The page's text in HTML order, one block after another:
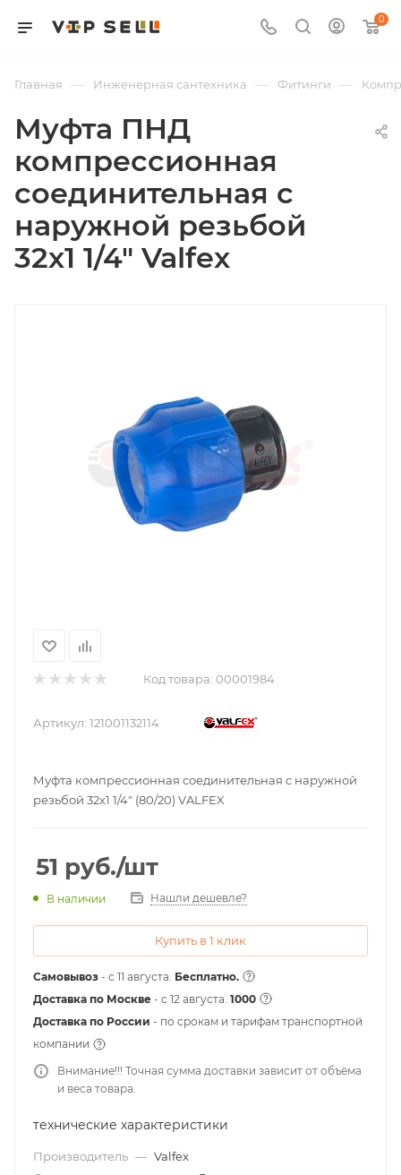
0
Главная — Инженерная сантехника — Фитинги —
Муфта ПНД
компрессионная
соединительная c
наружной резьбой
32х1 1/4" Valfex
Код товара: 00001984
Артикул: 121001132114
Муфта компрессионная соединительная c наружной
резьбой 32х1 1/4" (80/20) VALFEX
51 руб./шт
В наличии Нашли дешевле?
Купить в 1 клик
Самовывоз - с 11 августа. Бесплатно.
Доставка по Москве - c 12 августа. 1000
Доставка по России - по срокам и тарифам транспортной
компании
Внимание!!! Точная сумма доставки зависит от объёма
и веса товара.
технические характеристики
Производитель — Valfex